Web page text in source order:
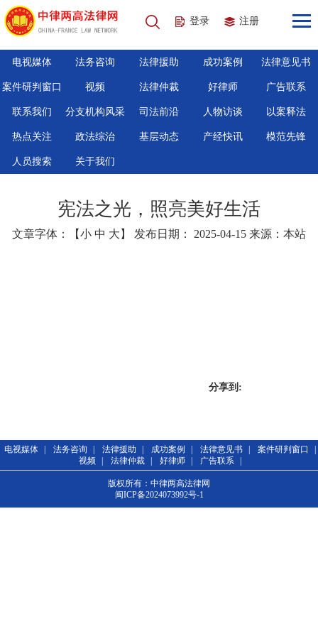
登录 注册
电视媒体 法务咨询 法律援助 成功案例 法律意见书
案件研判窗口 视频 法律仲裁 好律师 广告联系
联系我们 分支机构风采 司法前沿 人物访谈 以案释法
热点关注 政法综治 基层动态 产经快讯 模范先锋
人员搜索 关于我们
宪法之光，照亮美好生活
文章字体：【小 中 大 】 发布日期： 2025-04-15 来源：本站
分享到:
电视媒体 法务咨询 法律援助 成功案例 法律意见书 案件研判窗口
视频
法律仲裁 好律师 广告联系
版权所有：中律两高法律网
闽ICP备2024073992号-1